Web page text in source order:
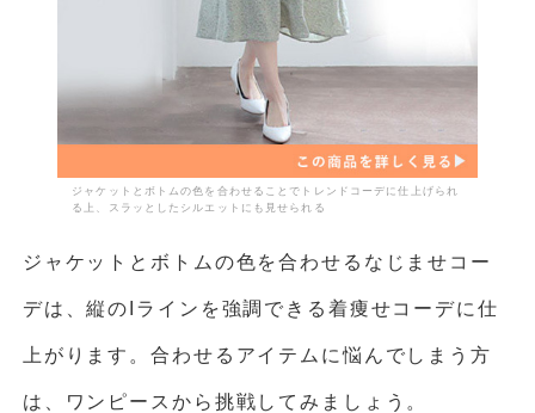
ジャケットとボトムの色を合わせることでトレンドコーデに仕上げられ
る上、スラッとしたシルエットにも見せられる
ジャケットとボトムの色を合わせるなじませコー
デは、縦のIラインを強調できる着痩せコーデに仕
上がります。合わせるアイテムに悩んでしまう方
は、ワンピースから挑戦してみましょう。